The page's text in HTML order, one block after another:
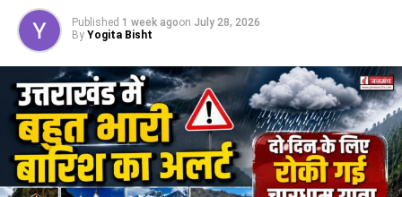
चंडीगढ़ के रहने वाले थे सभी कांवड़िए
एसपी सिटी अभय सिंह के मुताबिक, कांवड़ यात्राको देखते हुए घाटों पर
चेतावनी बोर्ड लगाए गए हैं और SDRF के जवानों की तैनाती भी की गई है।
इसके बावजूद ये कांवड़िए निर्धारित घाट से अलग जाकर नहर में स्नान कर
Published 1 week agoon July 28, 2026
By Yogita Bisht